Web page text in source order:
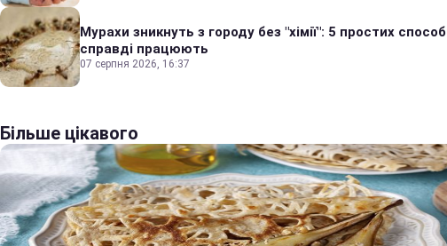
Мурахи зникнуть з городу без "хімії": 5 простих
справді працюють
07 серпня 2026, 16:37
Більше цікавого